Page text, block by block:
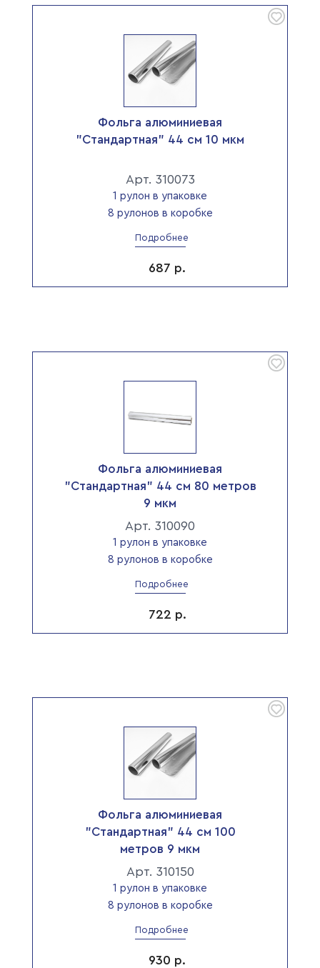
Фольга алюминиевая
"Стандартная" 44 см 10 мкм
Арт. 310073
1 рулон в упаковке
8 рулонов в коробке
Подробнее
687 р.
Фольга алюминиевая
"Стандартная" 44 см 80 метров
9 мкм
Арт. 310090
1 рулон в упаковке
8 рулонов в коробке
Подробнее
722 р.
Фольга алюминиевая
"Стандартная" 44 см 100
метров 9 мкм
Арт. 310150
1 рулон в упаковке
8 рулонов в коробке
Подробнее
930 р.